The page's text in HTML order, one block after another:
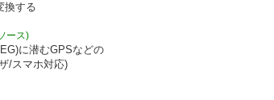
換する
ース)
に潜むGPSなどの
/スマホ対応)